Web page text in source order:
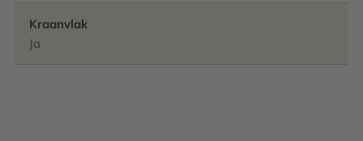
Kraanvlak
Ja